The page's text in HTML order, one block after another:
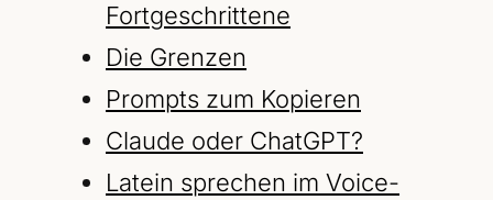
Fortgeschrittene
Die Grenzen
Prompts zum Kopieren
Claude oder ChatGPT?
Latein sprechen im Voice-